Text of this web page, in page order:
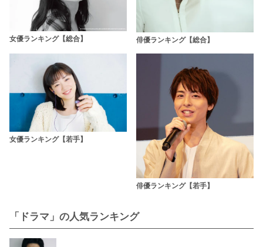
女優ランキング【総合】 俳優ランキング【総合】
女優ランキング【若手】
俳優ランキング【若手】
「ドラマ」の人気ランキング